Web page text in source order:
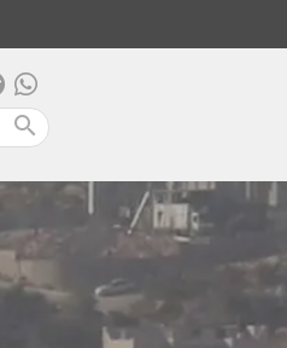
search